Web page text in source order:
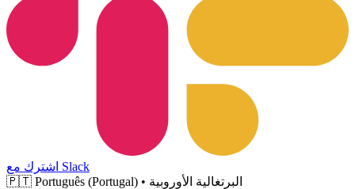
اشترك مع Slack
🇵🇹
Português (Portugal) • البرتغالية الأوروبية